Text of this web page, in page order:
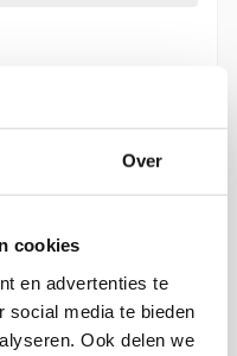
Over
cookies
en advertenties te
social media te bieden
Ook delen we
van wilde
in Nederland.
zet hij zich